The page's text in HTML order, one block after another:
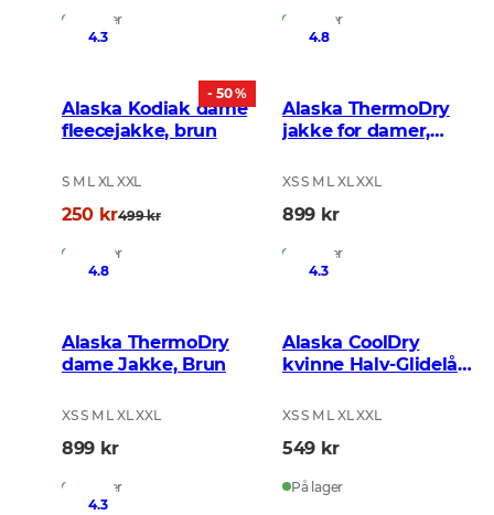
På lager På lager
- 50 %
4.3
Alaska Kodiak dame
fleecejakke, brun
S M L XL XXL
250 kr499 kr
På lager
4.8
Alaska ThermoDry
jakke for damer,
XS S M L XL XXL
899 kr
På lager
4.8
Alaska ThermoDry
dame Jakke, Brun
XS S M L XL XXL
899 kr
På lager
4.3
Alaska CoolDry
kvinne Halv-Glidelås
Forest
XS S M L XL XXL
549 kr
På lager
4.3